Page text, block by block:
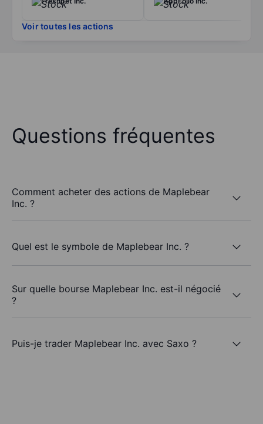
Voir toutes les actions
Questions fréquentes
Comment acheter des actions de Maplebear
Inc. ?
Quel est le symbole de Maplebear Inc. ?
Sur quelle bourse Maplebear Inc. est-il négocié
?
Puis-je trader Maplebear Inc. avec Saxo ?